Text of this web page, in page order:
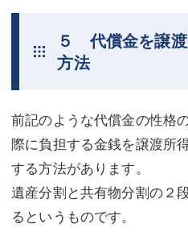
５ 代償金を譲
方法
前記のような代償金の性格
際に負担する金銭を譲渡所
する方法があります。
遺産分割と共有物分割の２
るというものです。